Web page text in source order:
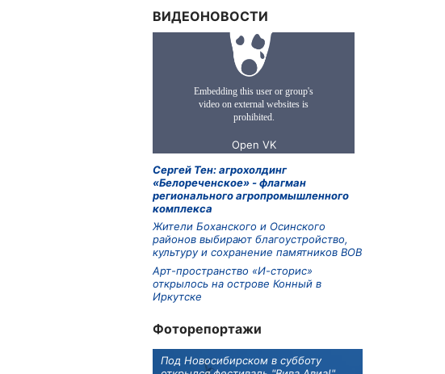
ВИДЕОНОВОСТИ
Сергей Тен: агрохолдинг
«Белореченское» - флагман
регионального агропромышленного
комплекса
Жители Боханского и Осинского
районов выбирают благоустройство,
культуру и сохранение памятников ВОВ
Арт-пространство «И-сторис»
открылось на острове Конный в
Иркутске
Фоторепортажи
Под Новосибирском в субботу